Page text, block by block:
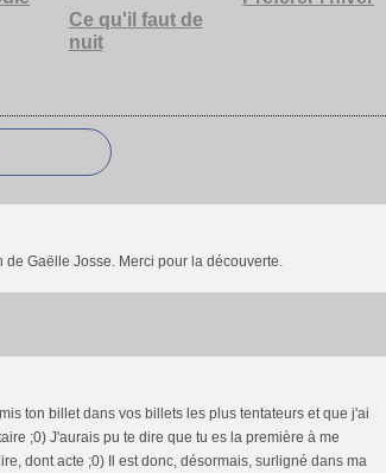
Ce qu'il faut de
nuit
Gaëlle Josse. Merci pour la découverte.
ton billet dans vos billets les plus tentateurs et que j'ai
;0) J'aurais pu te dire que tu es la première à me
dont acte ;0) Il est donc, désormais, surligné dans ma